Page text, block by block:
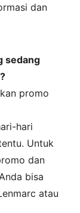
dan
sedang
promo
hari
Untuk
dan
bisa
atau